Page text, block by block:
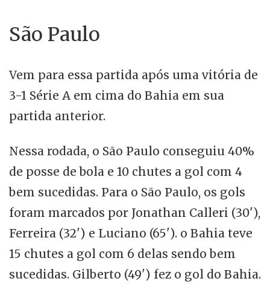
São Paulo
Vem para essa partida após uma vitória de
3-1 Série A em cima do Bahia em sua
partida anterior.
Nessa rodada, o São Paulo conseguiu 40%
de posse de bola e 10 chutes a gol com 4
bem sucedidas. Para o São Paulo, os gols
foram marcados por Jonathan Calleri (30'),
Ferreira (32') e Luciano (65'). o Bahia teve
15 chutes a gol com 6 delas sendo bem
sucedidas. Gilberto (49') fez o gol do Bahia.